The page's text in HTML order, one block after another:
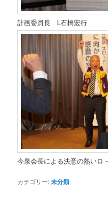
計画委員長 L石橋宏行
今泉会長による決意の熱いロ
カテゴリー:未分類